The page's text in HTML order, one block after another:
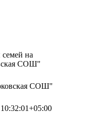
на
СОШ"
СОШ"